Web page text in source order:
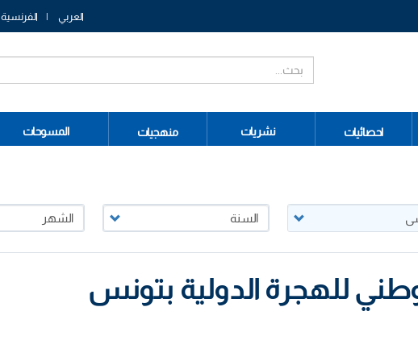
العربي الفرنسية
احصائيات نشريات منهجيات المسوحات
للهجرة الدولية بتونس